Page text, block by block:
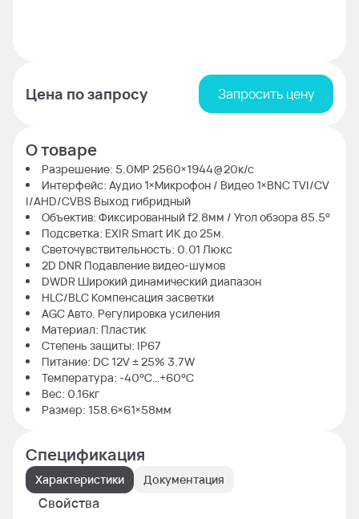
Цена по запросу Запросить цену
О товаре
Разрешение: 5.0MP 2560×1944@20к/с
Интерфейс: Аудио 1×Микрофон / Видео 1×BNC TVI/CV
I/AHD/CVBS Выход гибридный
Объектив: Фиксированный f2.8мм / Угол обзора 85.5°
Подсветка: EXIR Smart ИК до 25м.
Светочувствительность: 0.01 Люкс
2D DNR Подавление видео-шумов
DWDR Широкий динамический диапазон
HLC/BLC Компенсация засветки
AGC Авто. Регулировка усиления
Материал: Пластик
Степень защиты: IP67
Питание: DC 12V ± 25% 3.7W
Температура: -40°C…+60°C
Вес: 0.16кг
Размер: 158.6×61×58мм
Спецификация
Характеристики Документация
Свойства